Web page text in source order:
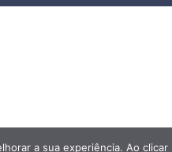
a sua experiência. Ao clicar